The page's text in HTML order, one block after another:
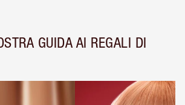
GUIDA AI REGALI DI